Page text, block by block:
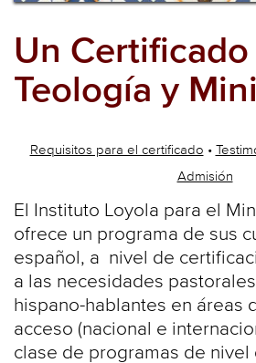
Un Certificado
Teología y
Requisitos para el certificado •
Admisión
El Instituto Loyola para el
ofrece un programa de sus
español, a nivel de
a las necesidades
hispano-hablantes en áreas
acceso (nacional e
clase de programas de nivel